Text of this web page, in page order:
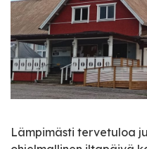
Lämpimästi tervetuloa